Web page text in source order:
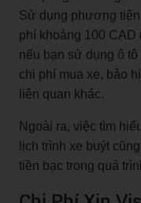
Sử dụng phương
phí khoảng 100 CAD
nếu bạn sử dụng ô
chi phí mua xe, bảo
liên quan khác.
Ngoài ra, việc tìm
lịch trình xe buýt
tiền bạc trong quá